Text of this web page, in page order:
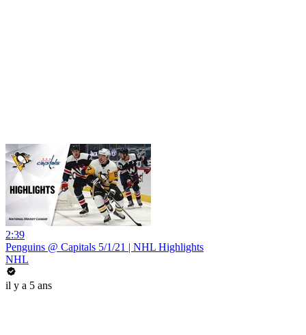
2:39
Penguins @ Capitals 5/1/21 | NHL Highlights
NHL
il y a 5 ans